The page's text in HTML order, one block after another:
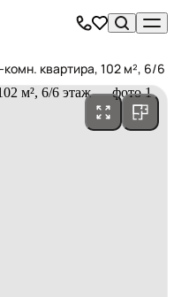
квартира, 102 м², 6/6